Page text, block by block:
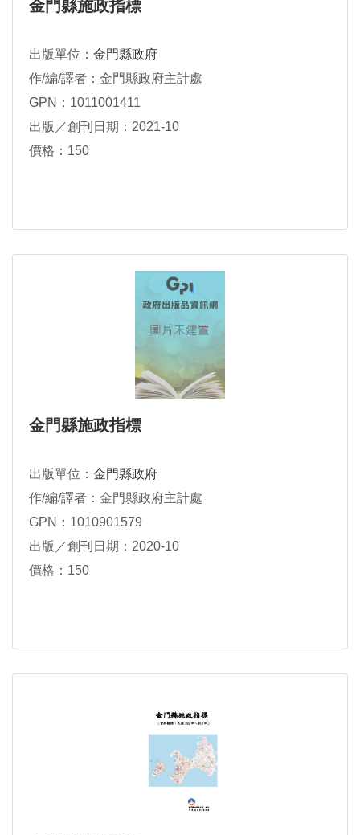
金門縣施政指標
出版單位： 金門縣政府
作/編/譯者：金門縣政府主計處
GPN：1011001411
出版／創刊日期：2021-10
價格：150
金門縣施政指標
出版單位： 金門縣政府
作/編/譯者：金門縣政府主計處
GPN：1010901579
出版／創刊日期：2020-10
價格：150